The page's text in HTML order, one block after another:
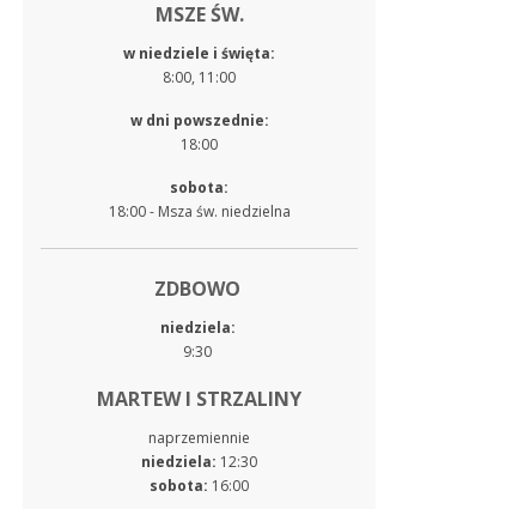
MSZE ŚW.
w niedziele i święta:
8:00, 11:00
w dni powszednie:
18:00
sobota:
18:00 - Msza św. niedzielna
ZDBOWO
niedziela:
9:30
MARTEW I STRZALINY
naprzemiennie
niedziela: 12:30
sobota: 16:00